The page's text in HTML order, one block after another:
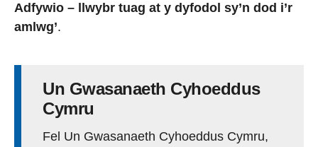
Adfywio – llwybr tuag at y dyfodol sy’n dod i’r
amlwg’.
Un Gwasanaeth Cyhoeddus
Cymru
Fel Un Gwasanaeth Cyhoeddus Cymru,